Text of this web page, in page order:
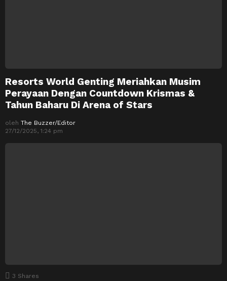
Resorts World Genting Meriahkan Musim
Perayaan Dengan Countdown Krismas &
Tahun Baharu Di Arena of Stars
oleh The Buzzer/Editor
27/12/2025, 1:24 pm
3 Shares